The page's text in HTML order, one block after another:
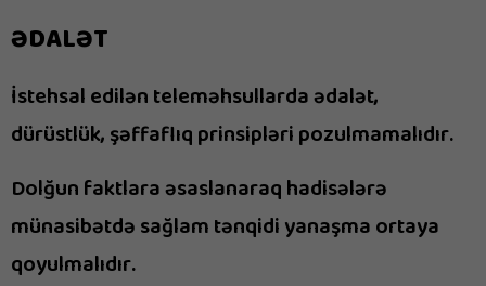
ƏDALƏT
İstehsal edilən teleməhsullarda ədalət,
dürüstlük, şəffaflıq prinsipləri pozulmamalıdır.
Dolğun faktlara əsaslanaraq hadisələrə
münasibətdə sağlam tənqidi yanaşma ortaya
qoyulmalıdır.